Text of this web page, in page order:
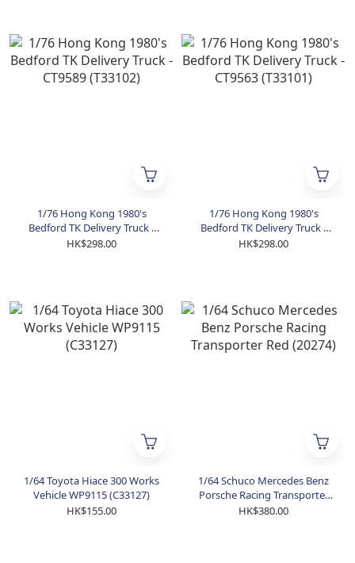
1/76 Hong Kong 1980's
Bedford TK Delivery Truck -
CT9589 (T33102)
HK$298.00
1/76 Hong Kong 1980's
Bedford TK Delivery Truck -
CT9563 (T33101)
HK$298.00
1/64 Toyota Hiace 300 Works
Vehicle WP9115 (C33127)
HK$155.00
1/64 Schuco Mercedes Benz
Porsche Racing Transporter
Red (20274)
HK$380.00